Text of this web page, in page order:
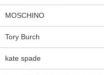
MOSCHINO
Tory Burch
kate spade